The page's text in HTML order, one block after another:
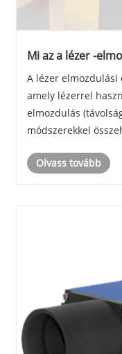
Mi az a lézer -
A lézer elmozdulási
amely lézerrel
elmozdulás
módszerekkel
azok a nagy
Olvass tovább